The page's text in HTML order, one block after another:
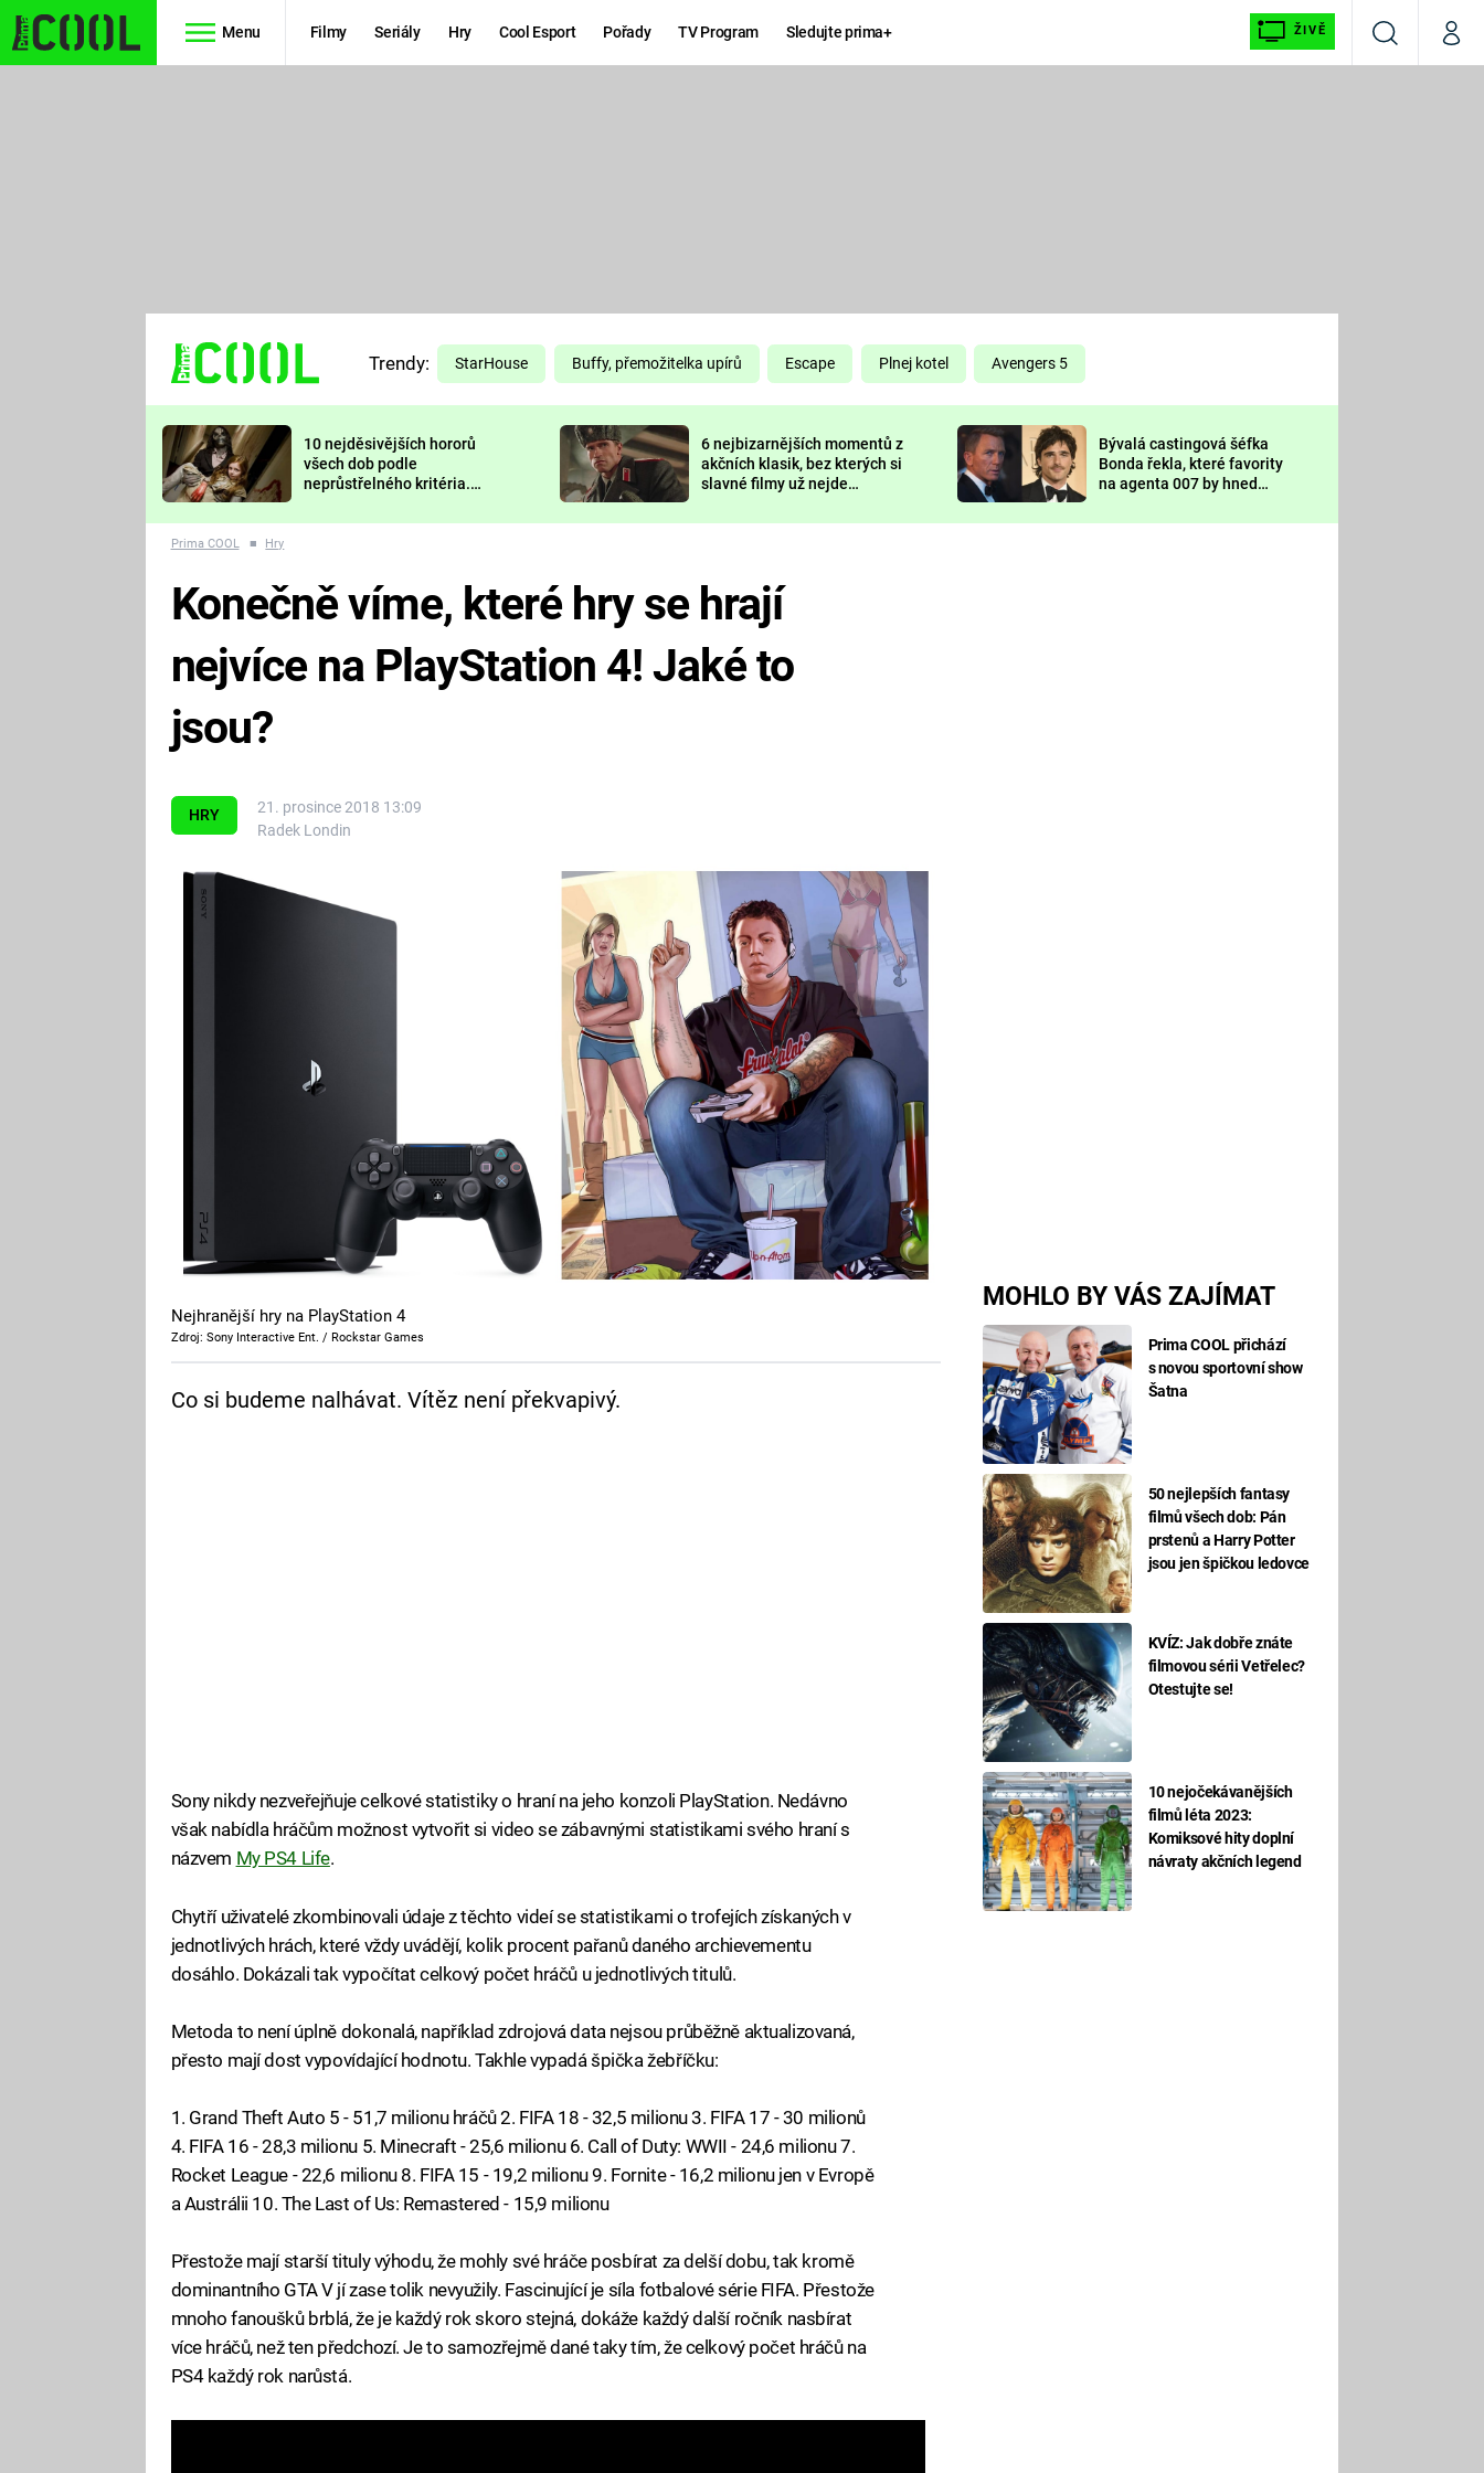
Menu Filmy Seriály Hry Cool Esport Pořady TV Program Sledujte prima+ ŽIVĚ
VyhledáváníMůj
TŘESKU
FUTURAMA
PREDÁTOR
DELIVERANCE
KOMEDIE
CHUCK
NORRIS
DEADPOOL
Prima LAJK
Sledujte nás
Trendy: StarHouse Buffy, přemožitelka upírů Escape Plnej kotel Avengers 5
10 nejděsivějších hororů
všech dob podle
neprůstřelného kritéria.
nejvíc zvednou tep?
6 nejbizarnějších momentů z
akčních klasik, bez kterých si
slavné filmy už nejde
Bývalá castingová šéfka
Bonda řekla, které favority
na agenta 007 by hned
Prima COOL ■ Hry
HRY
21. prosince 2018 13:09
Radek Londin
MOHLO BY VÁS ZAJÍMAT
Prima COOL přichází
s novou sportovní show
Šatna
50 nejlepších fantasy
filmů všech dob: Pán
prstenů a Harry Potter
jsou jen špičkou ledovce
KVÍZ: Jak dobře znáte
filmovou sérii Vetřelec?
Otestujte se!
10 nejočekávanějších
filmů léta 2023:
Komiksové hity doplní
návraty akčních legend
Konečně víme, které hry se hrají
nejvíce na PlayStation 4! Jaké to
jsou?
Nejhranější hry na PlayStation 4
Zdroj: Sony Interactive Ent. / Rockstar Games
Co si budeme nalhávat. Vítěz není překvapivý.
Sony nikdy nezveřejňuje celkové statistiky o hraní na jeho konzoli PlayStation. Nedávno
však nabídla hráčům možnost vytvořit si video se zábavnými statistikami svého hraní s
názvem My PS4 Life.
Chytří uživatelé zkombinovali údaje z těchto videí se statistikami o trofejích získaných v
jednotlivých hrách, které vždy uvádějí, kolik procent pařanů daného archievementu
dosáhlo. Dokázali tak vypočítat celkový počet hráčů u jednotlivých titulů.
Metoda to není úplně dokonalá, například zdrojová data nejsou průběžně aktualizovaná,
přesto mají dost vypovídající hodnotu. Takhle vypadá špička žebříčku:
1. Grand Theft Auto 5 - 51,7 milionu hráčů 2. FIFA 18 - 32,5 milionu 3. FIFA 17 - 30 milionů
4. FIFA 16 - 28,3 milionu 5. Minecraft - 25,6 milionu 6. Call of Duty: WWII - 24,6 milionu 7.
Rocket League - 22,6 milionu 8. FIFA 15 - 19,2 milionu 9. Fornite - 16,2 milionu jen v Evropě
a Austrálii 10. The Last of Us: Remastered - 15,9 milionu
Přestože mají starší tituly výhodu, že mohly své hráče posbírat za delší dobu, tak kromě
dominantního GTA V jí zase tolik nevyužily. Fascinující je síla fotbalové série FIFA. Přestože
mnoho fanoušků brblá, že je každý rok skoro stejná, dokáže každý další ročník nasbírat
více hráčů, než ten předchozí. Je to samozřejmě dané taky tím, že celkový počet hráčů na
PS4 každý rok narůstá.